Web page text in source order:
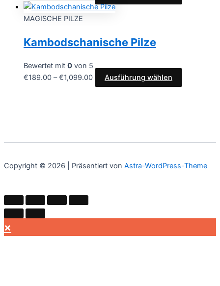
MAGISCHE PILZE
Kambodschanische Pilze
Bewertet mit 0 von 5
€189.00 –€1,099.00 Ausführung wählen
Copyright © 2026 | Präsentiert von Astra-WordPress-Theme
×